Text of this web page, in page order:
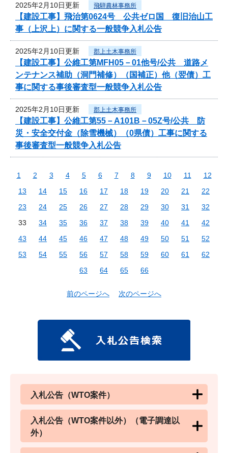
2025年2月10日更新 飛騨農林事務所
【建設工事】飛治第0624号 公共ゼロ国 復旧治山工
事（上沢上）に関する一般競争入札公告
2025年2月10日更新 郡上土木事務所
【建設工事】公維工第MFH05－01他号/公共 道路メ
ンテナンス補助（洞門補修）（国補正）他（翌債）工
事に関する事後審査型一般競争入札公告
2025年2月10日更新 郡上土木事務所
【建設工事】公維工第55－A101B－05Z号/公共 防
災・安全交付金（除雪機械）（0県債）工事に関する
事後審査型一般競争入札公告
1 2 3 4 5 6 7 8 9 10 11
12
13
14 15 16 17 18 19 20 21
22
23
24 25 26 27 28 29 30 31
32
33
34 35 36 37 38 39 40 41
42
43
44 45 46 47 48 49 50 51
52
53
54 55 56 57 58 59 60 61
62
63
64 65 66
前のページへ 次のページへ
入札公告（WTO案件）
入札公告（WTO案件以外）（電子調達以
外）